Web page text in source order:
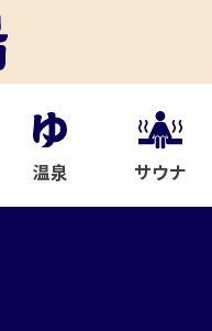
温泉 サウナ